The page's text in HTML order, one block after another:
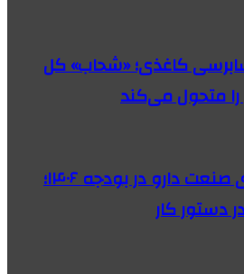
کاغذی؛ «شحاب» کل
متحول می‌کند
تسویه بدهی‌های صنعت دارو در بودجه ۱۴۰۶؛
دستور کار